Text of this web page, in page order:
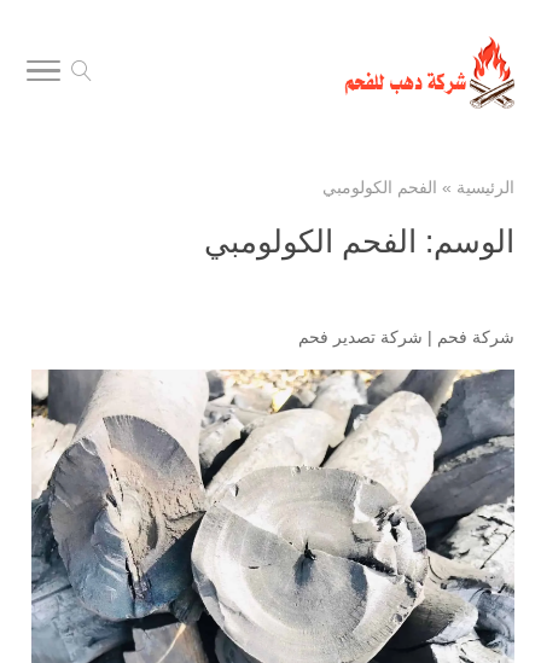
الرئيسية » الفحم الكولومبي
الوسم: الفحم الكولومبي
شركة فحم | شركة تصدير فحم